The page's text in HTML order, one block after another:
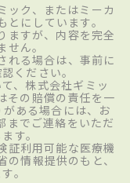
ック、またはミーカ
にしています。
ますが、内容を完全
ん。
れる場合は、事前に
ください。
、株式会社ギミッ
その賠償の責任を一
ある場合には、お
までご連絡をいただ
す。
証利用可能な医療機
情報提供のもと、
。